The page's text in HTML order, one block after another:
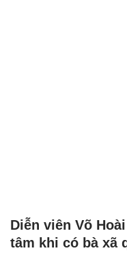
Diễn viên Võ
tâm khi có bà xã